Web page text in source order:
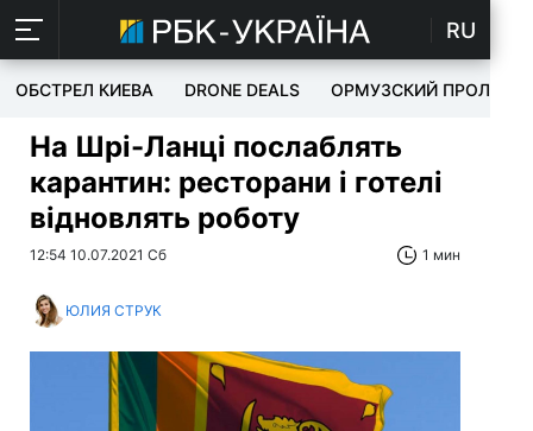
RU
ОБСТРЕЛ КИЕВА DRONE DEALS ОРМУЗСКИЙ ПРОЛИВ
На Шрі-Ланці послаблять
карантин: ресторани і готелі
відновлять роботу
12:54 10.07.2021 Сб 1 мин
ЮЛИЯ СТРУК